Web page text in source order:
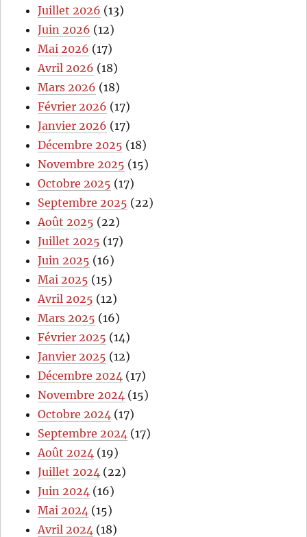
Juillet 2026 (13)
Juin 2026 (12)
Mai 2026 (17)
Avril 2026 (18)
Mars 2026 (18)
Février 2026 (17)
Janvier 2026 (17)
Décembre 2025 (18)
Novembre 2025 (15)
Octobre 2025 (17)
Septembre 2025 (22)
Août 2025 (22)
Juillet 2025 (17)
Juin 2025 (16)
Mai 2025 (15)
Avril 2025 (12)
Mars 2025 (16)
Février 2025 (14)
Janvier 2025 (12)
Décembre 2024 (17)
Novembre 2024 (15)
Octobre 2024 (17)
Septembre 2024 (17)
Août 2024 (19)
Juillet 2024 (22)
Juin 2024 (16)
Mai 2024 (15)
Avril 2024 (18)